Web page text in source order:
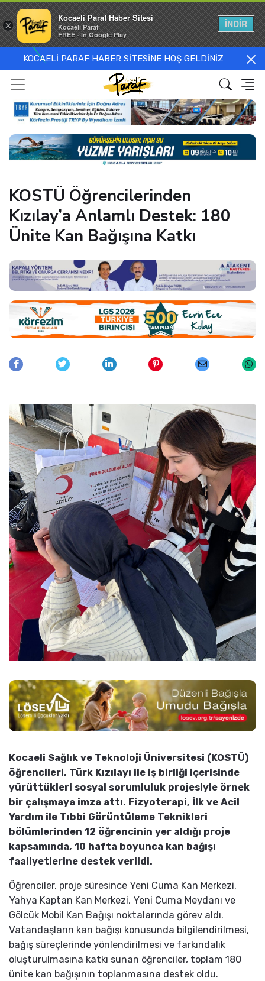
KOCAELİ PARAF HABER SİTESİNE HOŞ GELDİNİZ
KOSTÜ Öğrencilerinden
Kızılay’a Anlamlı Destek: 180
Ünite Kan Bağışına Katkı
Kocaeli Sağlık ve Teknoloji Üniversitesi (KOSTÜ)
öğrencileri, Türk Kızılayı ile iş birliği içerisinde
yürüttükleri sosyal sorumluluk projesiyle örnek
bir çalışmaya imza attı. Fizyoterapi, İlk ve Acil
Yardım ile Tıbbi Görüntüleme Teknikleri
bölümlerinden 12 öğrencinin yer aldığı proje
kapsamında, 10 hafta boyunca kan bağışı
faaliyetlerine destek verildi.
Öğrenciler, proje süresince Yeni Cuma Kan Merkezi,
Yahya Kaptan Kan Merkezi, Yeni Cuma Meydanı ve
Gölcük Mobil Kan Bağışı noktalarında görev aldı.
Vatandaşların kan bağışı konusunda bilgilendirilmesi,
bağış süreçlerinde yönlendirilmesi ve farkındalık
oluşturulmasına katkı sunan öğrenciler, toplam 180
ünite kan bağışının toplanmasına destek oldu.
×
Kocaeli Paraf Haber Sitesi
Kocaeli Paraf
FREE - In Google Play
İNDİR